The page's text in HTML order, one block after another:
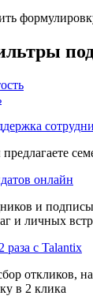
онлайн
и
и личных
раза с Talantix
откликов,
в 2 клика